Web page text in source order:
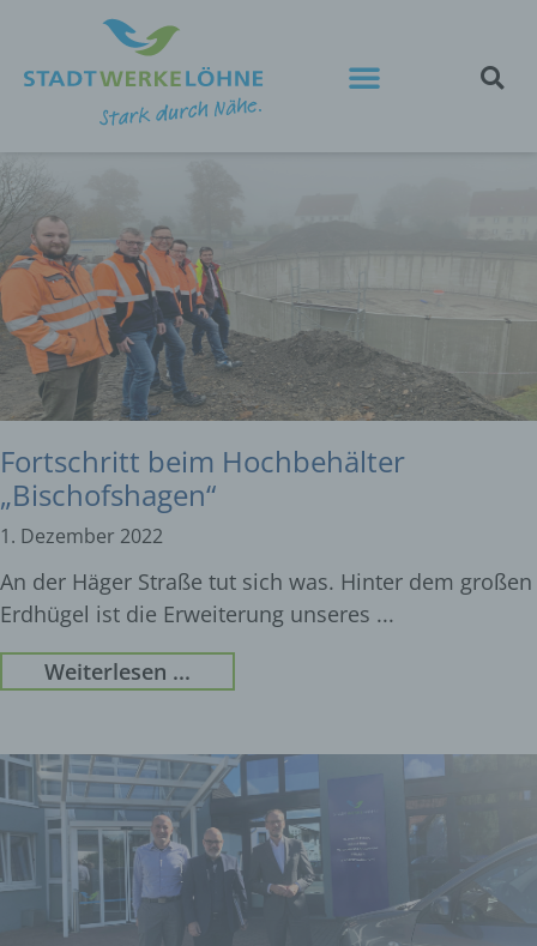
Fortschritt beim Hochbehälter
„Bischofshagen“
1. Dezember 2022
An der Häger Straße tut sich was. Hinter dem großen
Erdhügel ist die Erweiterung unseres
Weiterlesen ...